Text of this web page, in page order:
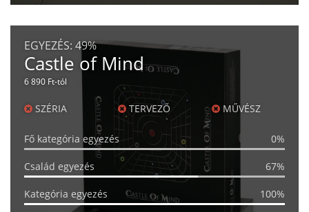
EGYEZÉS: 49%
Castle of Mind
6 890 Ft-tól
SZÉRIA TERVEZŐ MŰVÉSZ
Fő kategória egyezés 0%
Család egyezés 67%
Kategória egyezés
100%